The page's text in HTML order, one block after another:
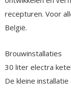
recepturen. Voor
België.
Brouwinstallaties
30 liter electra
De kleine